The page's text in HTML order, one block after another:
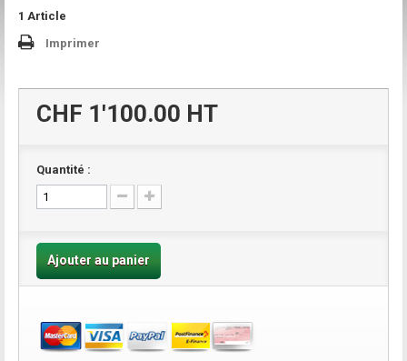
1 Article
Imprimer
CHF 1'100.00 HT
Quantité :
Ajouter au panier